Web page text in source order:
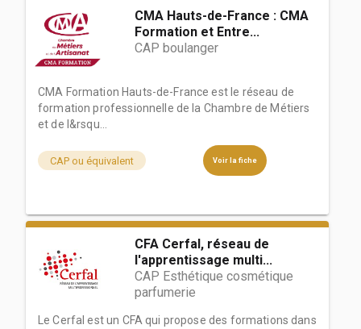
CMA Hauts-de-France : CMA
Formation et Entre...
CAP boulanger
CMA Formation Hauts-de-France est le réseau de
formation professionnelle de la Chambre de Métiers
et de l&rsqu...
CAP ou équivalent Voir la fiche
CFA Cerfal, réseau de
l'apprentissage multi...
CAP Esthétique cosmétique
parfumerie
Le Cerfal est un CFA qui propose des formations dans